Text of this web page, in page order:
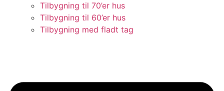
Tilbygning til 70’er hus
Tilbygning til 60’er hus
Tilbygning med fladt tag